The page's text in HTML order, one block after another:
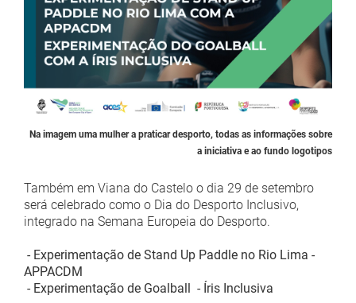
Na imagem uma mulher a praticar desporto, todas as informações sobre
a iniciativa e ao fundo logotipos
Também em Viana do Castelo o dia 29 de setembro
será celebrado como o Dia do Desporto Inclusivo,
integrado na Semana Europeia do Desporto.
- Experimentação de Stand Up Paddle no Rio Lima -
APPACDM
- Experimentação de Goalball - Íris Inclusiva